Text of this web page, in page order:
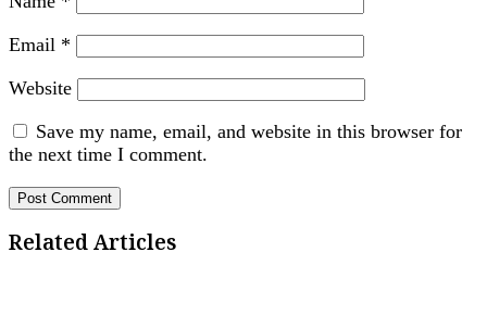
Email *
Website
Save my name, email, and website in this browser for
the next time I comment.
Related Articles